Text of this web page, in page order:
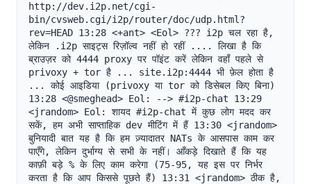
http://dev.i2p.net/cgi-
bin/cvsweb.cgi/i2p/router/doc/udp.html?
rev=HEAD 13:28 <+ant> <Eol> ??? i2p चल रहा है,
लेकिन .i2p साइट्स रिज़ॉल्व नहीं हो रहीं .... लिखा है कि
ब्राउज़र को 4444 proxy पर पॉइंट करें लेकिन वहाँ पहले से
privoxy + tor है ... site.i2p:4444 भी फ़ेल होता है
... कोई आइडिया (privoxy या tor को डिसेबल किए बिना)
13:28 <@smeghead> Eol: --> #i2p-chat 13:29
<jrandom> Eol: शायद #i2p-chat में कुछ लोग मदद कर
सकें, हम अभी साप्ताहिक dev मीटिंग में हैं 13:30 <jrandom>
बुनियादी बात यह है कि हम ज़्यादातर NATs के आसपास काम कर
पाएँगे, लेकिन दुर्भाग्य से सभी के नहीं। आँकड़े दिखाते हैं कि यह
काफ़ी बड़े % के लिए काम करेगा (75-95, यह इस पर निर्भर
करता है कि आप किससे पूछते हैं) 13:31 <jrandom> ठीक है,